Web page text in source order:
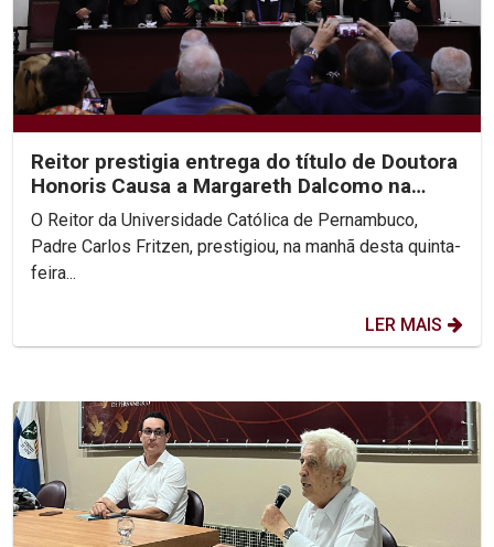
Reitor prestigia entrega do título de Doutora
Honoris Causa a Margareth Dalcomo na
UFPE
O Reitor da Universidade Católica de Pernambuco,
Padre Carlos Fritzen, prestigiou, na manhã desta quinta-
feira...
LER MAIS